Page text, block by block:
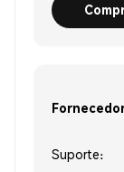
Suporte: